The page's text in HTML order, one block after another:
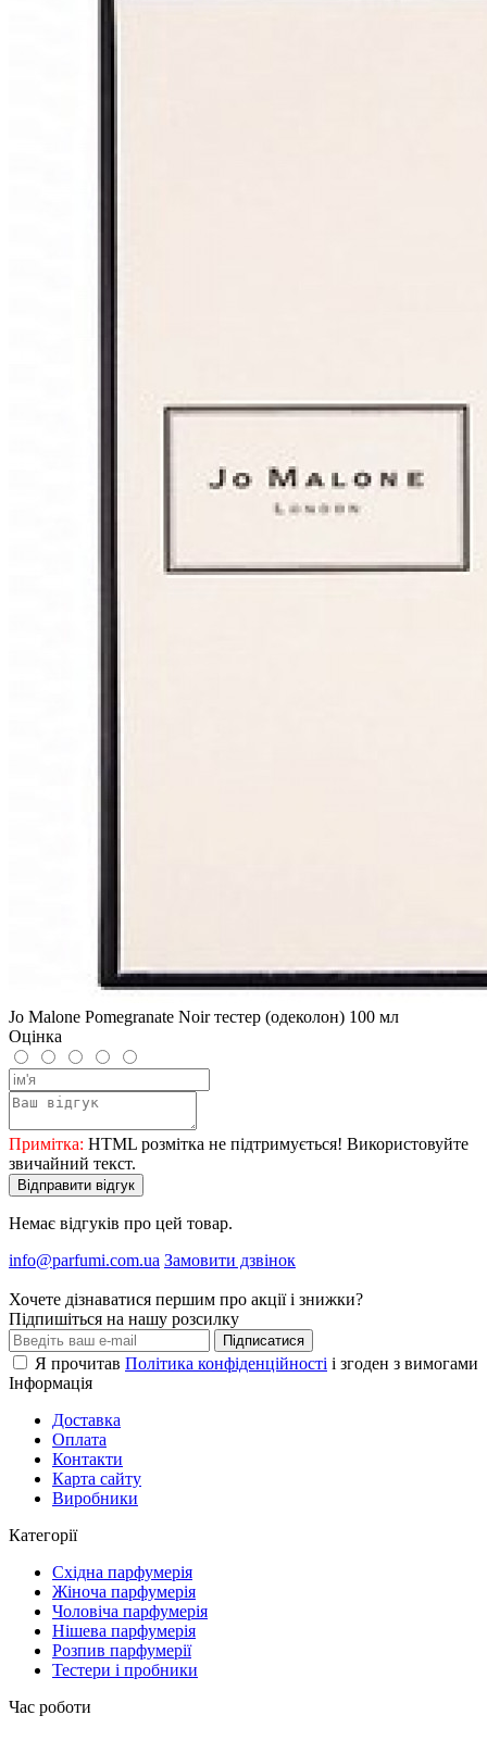
Jo Malone Pomegranate Noir тестер (одеколон) 100 мл
Оцінка
Примітка: HTML розмітка не підтримується! Використовуйте
звичайний текст.
Відправити відгук
Немає відгуків про цей товар.
info@parfumi.com.ua Замовити дзвінок
Хочете дізнаватися першим про акції і знижки?
Підпишіться на нашу розсилку
Підписатися
Я прочитав Політика конфіденційності і згоден з вимогами
Інформація
Доставка
Оплата
Контакти
Карта сайту
Виробники
Категорії
Східна парфумерія
Жіноча парфумерія
Чоловіча парфумерія
Нішева парфумерія
Розпив парфумерії
Тестери і пробники
Час роботи